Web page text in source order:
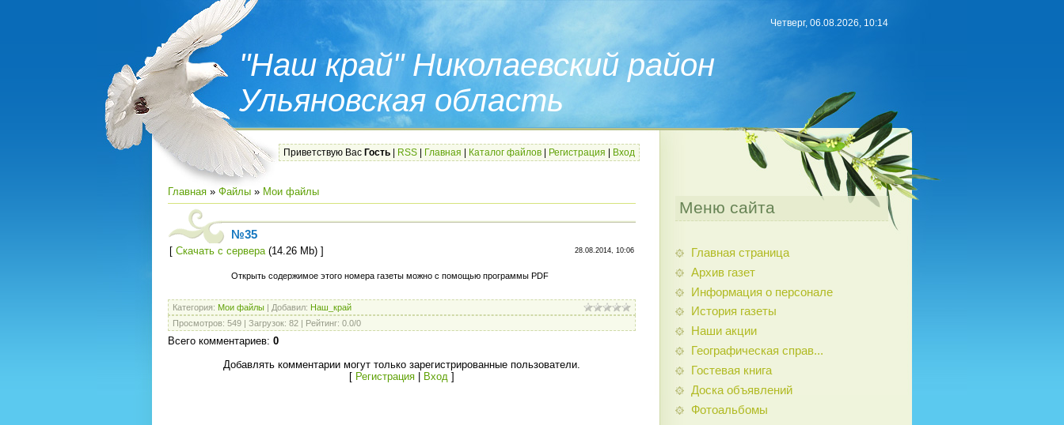
"Наш край" Николаевский район
Ульяновская область
Четверг, 06.08.2026, 10:14
Приветствую Вас Гость RSS Главная Каталог файлов Регистрация Вход
Главная » Файлы » Мои файлы
№35
[ Скачать с сервера(14.26 Mb) ] 28.08.2014, 10:06
Открыть содержимое этого номера газеты можно с помощью программы PDF
Категория: Мои файлы Добавил: Наш_край
Просмотров: 549 Загрузок: 82 Рейтинг: 0.0/0
Всего комментариев: 0
Добавлять комментарии могут только зарегистрированные пользователи.
[ Регистрация Вход ]
Меню сайта
Главная страница
Архив газет
Информация о персонале
История газеты
Наши акции
Географическая справ...
Гостевая книга
Доска объявлений
Фотоальбомы